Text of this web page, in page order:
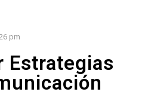
pm
Estrategias